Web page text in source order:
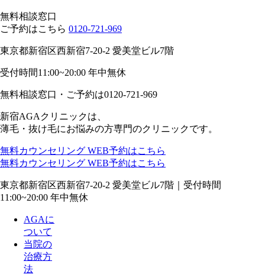
無料相談窓口
ご予約はこちら 0120-721-969
東京都新宿区西新宿7-20-2 愛美堂ビル7階
受付時間11:00~20:00 年中無休
無料相談窓口・ご予約は0120-721-969
新宿AGAクリニックは、
薄毛・抜け毛にお悩みの方専門のクリニックです。
無料カウンセリング WEB予約はこちら
無料カウンセリング WEB予約はこちら
東京都新宿区西新宿7-20-2 愛美堂ビル7階｜ 受付時間
11:00~20:00 年中無休
AGAに
ついて
当院の
治療方
法